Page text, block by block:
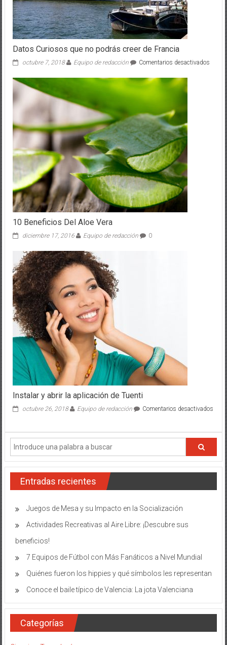
Datos Curiosos que no podrás creer de Francia
octubre 7, 2018 Equipo de redacción Comentarios desactivadosen
10 Beneficios Del Aloe Vera
diciembre 17, 2016 Equipo de redacción 0
Instalar y abrir la aplicación de Tuenti
octubre 26, 2018 Equipo de redacción Comentarios desactivadosen
de
Entradas recientes
Juegos de Mesa y su Impacto en la Socialización
Actividades Recreativas al Aire Libre: ¡Descubre sus
beneficios!
7 Equipos de Fútbol con Más Fanáticos a Nivel Mundial
Quiénes fueron los hippies y qué símbolos les representan
Conoce el baile típico de Valencia: La jota Valenciana
Categorías